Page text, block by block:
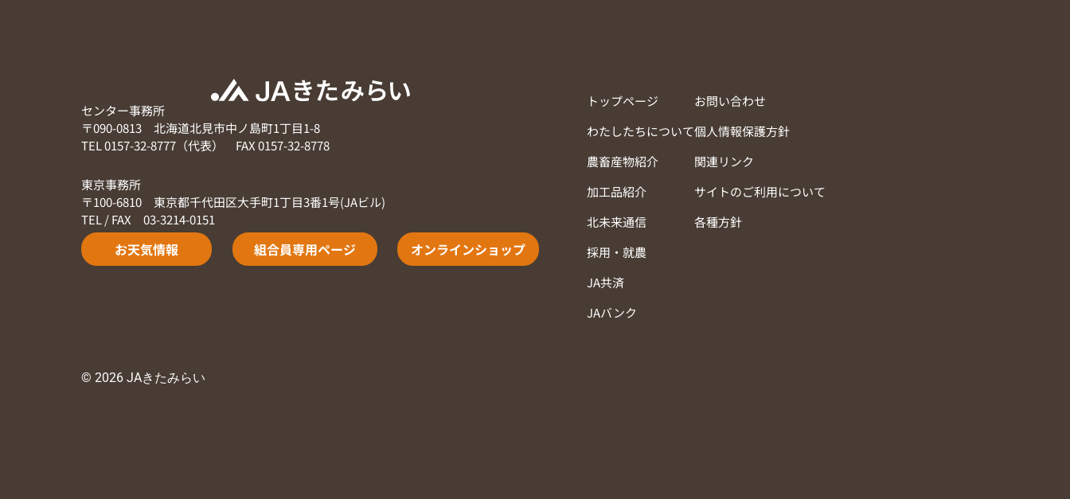
センター事務所
〒090-0813 北海道北見市中ノ島町1丁目1-8
TEL 0157-32-8777（代表） FAX 0157-32-8778
東京事務所
〒100-6810 東京都千代田区大手町1丁目3番1号(JAビル)
TEL / FAX 03-3214-0151
お天気情報 組合員専用ページ オンラインショップ
トップページ
わたしたちについて
農畜産物紹介
加工品紹介
北未来通信
採用・就農
JA共済
JAバンク
お問い合わせ
個人情報保護方針
関連リンク
サイトのご利用について
各種方針
© 2026 JAきたみらい